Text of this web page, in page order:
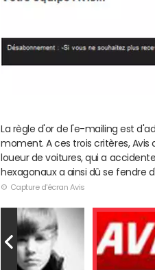
La règle d'or de l'e-mailing est
moment. A ces trois critères, Avis
loueur de voitures, qui a
hexagonaux a ainsi dû se fendre
© Capture d'écran Avis